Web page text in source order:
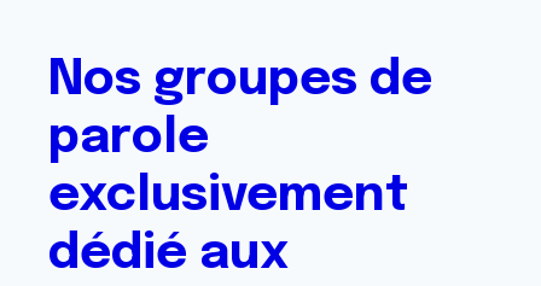
Nos groupes de
parole
exclusivement
dédié aux